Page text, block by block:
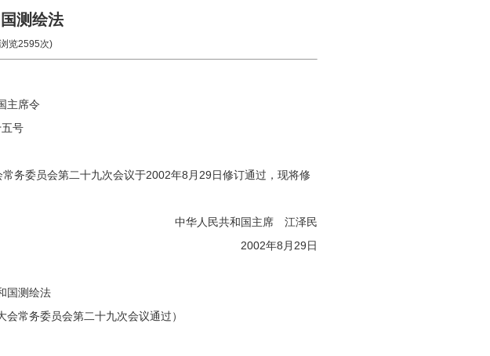
测绘法
览2595次)
主席令
号
务委员会第二十九次会议于2002年8月29日修订通过，现将修
中华人民共和国主席 江泽民
2002年8月29日
国测绘法
常务委员会第二十九次会议通过）